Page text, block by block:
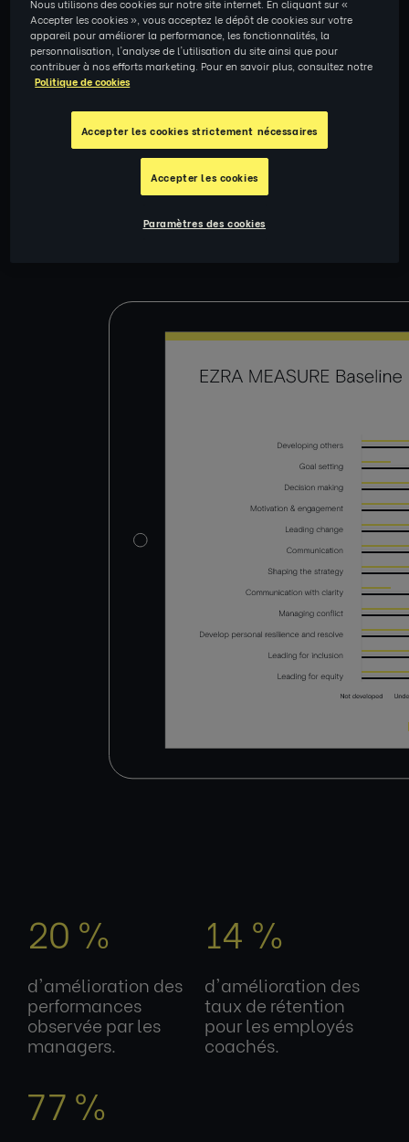
EZRA Measure™ vous permet de suivre les
progrès individuels et globaux en temps réel.
Comprendre EZRA Measure™
20 %
d'amélioration des
performances
observée par les
managers.
14 %
d'amélioration des
taux de rétention
pour les employés
coachés.
77 %
Nous utilisons des cookies sur notre site internet. En cliquant sur «
Accepter les cookies », vous acceptez le dépôt de cookies sur votre
appareil pour améliorer la performance, les fonctionnalités, la
personnalisation, l'analyse de l'utilisation du site ainsi que pour
contribuer à nos efforts marketing. Pour en savoir plus, consultez notre
Politique de cookies
Accepter les cookies strictement nécessaires
Accepter les cookies
Paramètres des cookies